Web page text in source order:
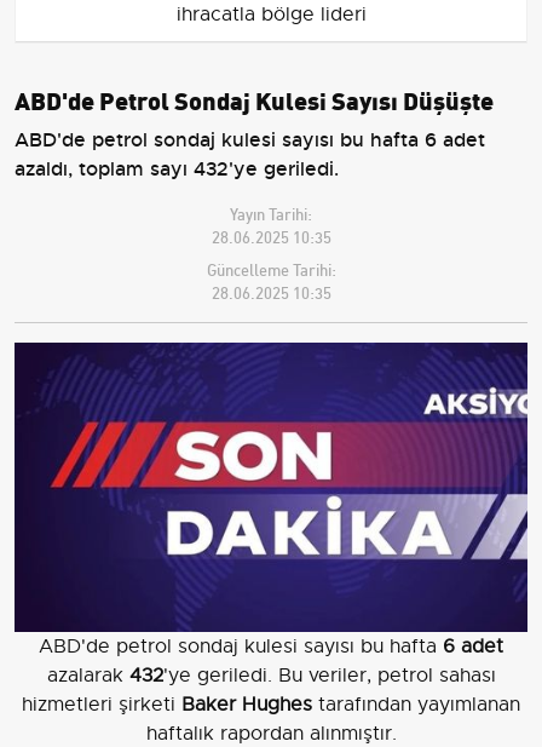
ihracatla bölge lideri
ABD'de Petrol Sondaj Kulesi Sayısı Düşüşte
ABD'de petrol sondaj kulesi sayısı bu hafta 6 adet
azaldı, toplam sayı 432'ye geriledi.
Yayın Tarihi:
28.06.2025 10:35
Güncelleme Tarihi:
28.06.2025 10:35
ABD'de petrol sondaj kulesi sayısı bu hafta 6 adet
azalarak 432'ye geriledi. Bu veriler, petrol sahası
hizmetleri şirketi Baker Hughes tarafından yayımlanan
haftalık rapordan alınmıştır.